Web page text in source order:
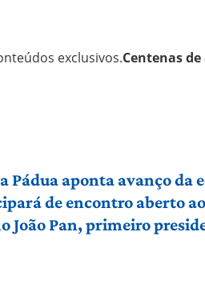
exclusivos.Centenas
Pádua aponta avanço
de encontro aberto
João Pan, primeiro